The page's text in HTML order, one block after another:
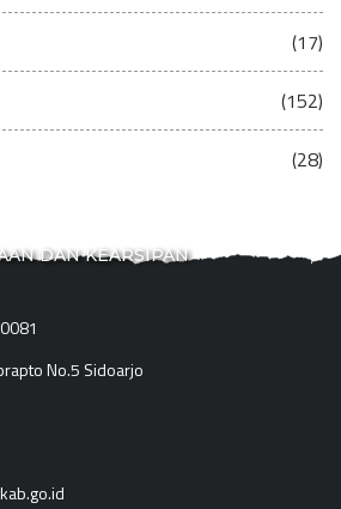
(17)
(152)
(28)
DAN KEARSIPAN
No.5 Sidoarjo